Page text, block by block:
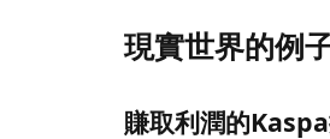
現實世界的例
賺取利潤的